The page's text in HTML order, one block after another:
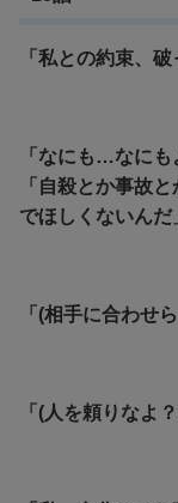
「私との約束、
「なにも…なにも
「自殺とか事故
でほしくないんだ
「(相手に合わせ
「(人を頼りなよ